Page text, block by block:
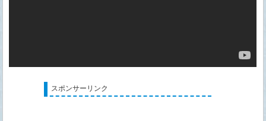
スポンサーリンク